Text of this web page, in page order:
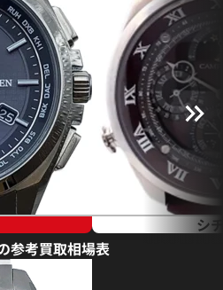
シ
参考買取相場表